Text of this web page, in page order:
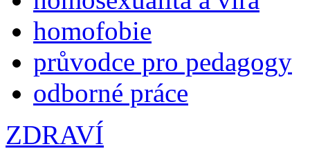
homofobie
průvodce pro pedagogy
odborné práce
ZDRAVÍ